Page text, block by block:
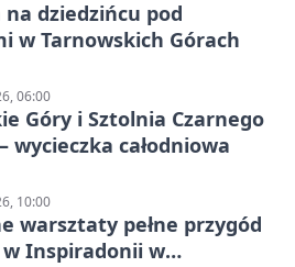
dziedzińcu pod
w Tarnowskich Górach
06:00
Góry i Sztolnia Czarnego
wycieczka całodniowa
10:00
warsztaty pełne przygód
Inspiradonii w